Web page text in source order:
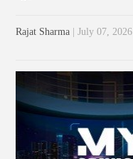
Rajat Sharma | July 07, 2026